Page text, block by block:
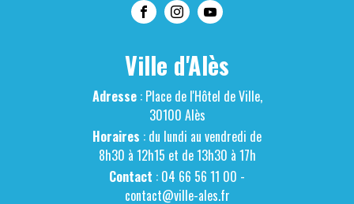
Ville d'Alès
Adresse: Place de l'Hôtel de Ville,
30100 Alès
Horaires : du lundi au vendredi de
8h30 à 12h15 et de 13h30 à 17h
Contact : 04 66 56 11 00 -
contact@ville-ales.fr